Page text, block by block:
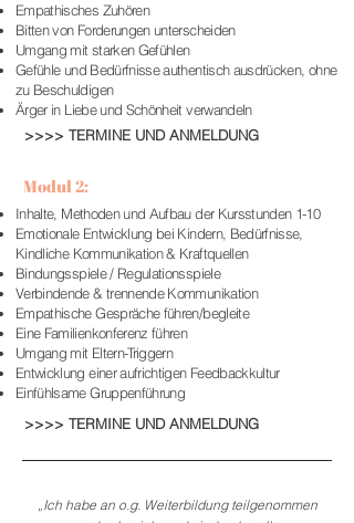
Empathisches Zuhören
Bitten von Forderungen unterscheiden
Umgang mit starken Gefühlen
Gefühle und Bedürfnisse authentisch ausdrücken, ohne
zu Beschuldigen
Ärger in Liebe und Schönheit verwandeln
>>>> TERMINE UND ANMELDUNG
Modul 2:
Inhalte, Methoden und Aufbau der Kursstunden 1-10
Emotionale Entwicklung bei Kindern, Bedürfnisse,
Kindliche Kommunikation & Kraftquellen
Bindungsspiele / Regulationsspiele
Verbindende & trennende Kommunikation
Empathische Gespräche führen/begleite
Eine Familienkonferenz führen
Umgang mit Eltern-Triggern
Entwicklung einer aufrichtigen Feedbackkultur
Einfühlsame Gruppenführung
>>>> TERMINE UND ANMELDUNG
„Ich habe an o.g. Weiterbildung teilgenommen